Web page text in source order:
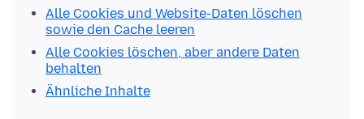
Alle Cookies und Website-Daten löschen
sowie den Cache leeren
Alle Cookies löschen, aber andere Daten
behalten
Ähnliche Inhalte